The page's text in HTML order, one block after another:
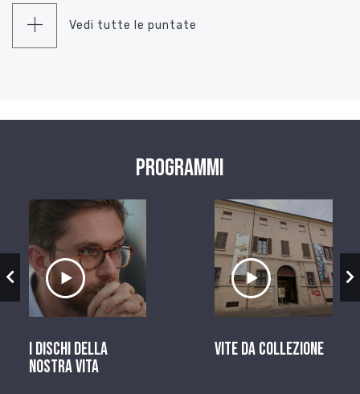
Vedi tutte le puntate
Programmi
Ascolta il servizio
I dischi della
nostra vita
Ascolta il
Vite da Collezione